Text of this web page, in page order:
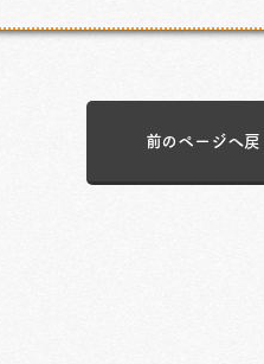
前のページへ戻